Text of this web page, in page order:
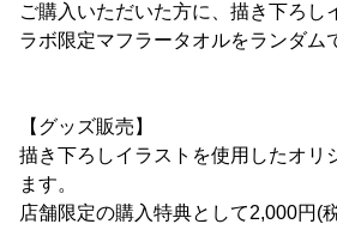
ご購入いただいた方に、描き下ろし
ラボ限定マフラータオルをランダム
【グッズ販売】
描き下ろしイラストを使用したオリ
ます。
店舗限定の購入特典として2,000円(